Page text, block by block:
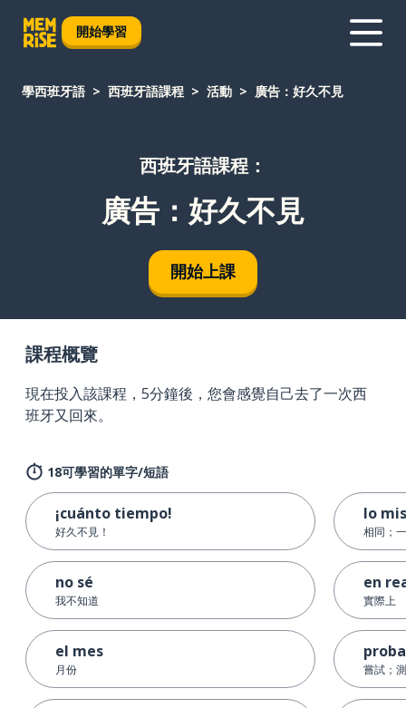
開始學習
學西班牙語 西班牙語課程 活動 廣告：好久不見
西班牙語課程：
廣告：好久不見
開始上課
課程概覽
現在投入該課程，5分鐘後，您會感覺自己去了一次西
班牙又回來。
18可學習的單字/短語
¡cuánto tiempo!
好久不見！
no sé
我不知道
el mes
月份
lo
相同；
en
實際上
嘗試；